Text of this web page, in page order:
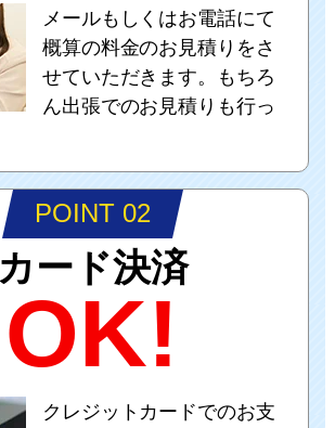
メールもしくはお電話にて
概算の料金のお見積りをさ
せていただきます。もちろ
ん出張でのお見積りも行っ
POINT 02
カード決済
OK!
クレジットカードでのお支